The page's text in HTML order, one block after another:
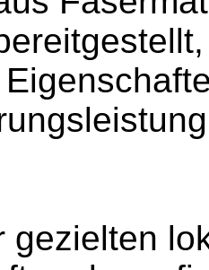
gezielten